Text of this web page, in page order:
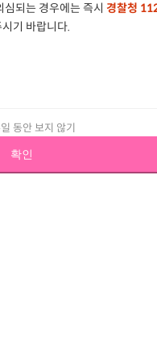
되는 경우에는 즉시 경찰청
기 바랍니다.
동안 보지 않기
확인